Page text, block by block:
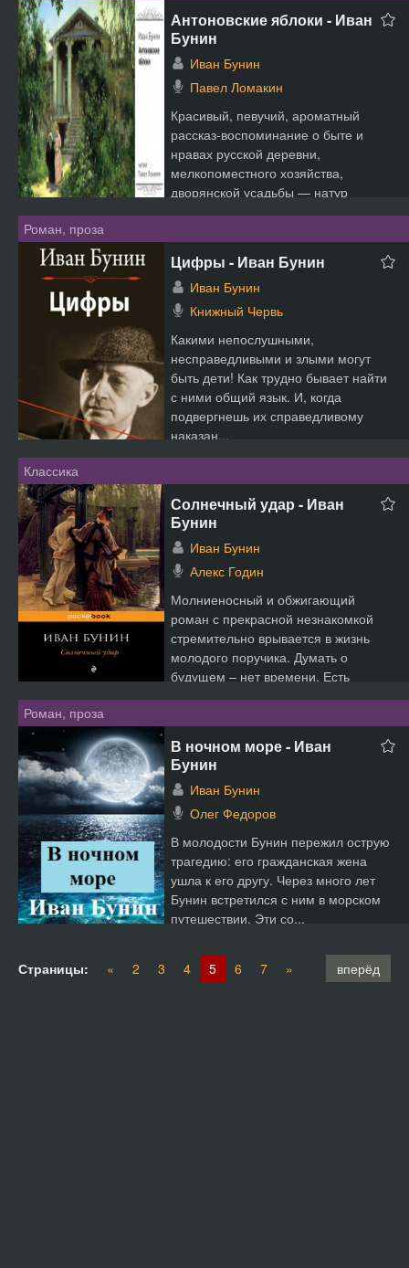
Антоновские яблоки - Иван
Бунин
Иван Бунин
Павел Ломакин
Красивый, певучий, ароматный
рассказ-воспоминание о быте и
нравах русской деревни,
мелкопоместного хозяйства,
дворянской усадьбы — натур
уходящих или ...
Роман, проза
Цифры - Иван Бунин
Иван Бунин
Книжный Червь
Какими непослушными,
несправедливыми и злыми могут
быть дети! Как трудно бывает найти
с ними общий язык. И, когда
подвергнешь их справедливому
наказан...
Классика
Солнечный удар - Иван
Бунин
Иван Бунин
Алекс Годин
Молниеносный и обжигающий
роман с прекрасной незнакомкой
стремительно врывается в жизнь
молодого поручика. Думать о
будущем – нет времени, Есть
только...
Роман, проза
В ночном море - Иван
Бунин
Иван Бунин
Олег Федоров
В молодости Бунин пережил острую
трагедию: его гражданская жена
ушла к его другу. Через много лет
Бунин встретился с ним в морском
путешествии. Эти со...
вперёд
Страницы: « 2 3 4 5 6 7 »